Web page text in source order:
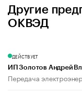
Другие
ОКВЭД
ДЕЙСТВУЕТ
ИП Золотов Андрей
Передача